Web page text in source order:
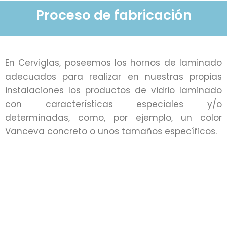
Proceso de fabricación
En Cerviglas, poseemos los hornos de laminado
adecuados para realizar en nuestras propias
instalaciones los productos de vidrio laminado
con características especiales y/o
determinadas, como, por ejemplo, un color
Vanceva concreto o unos tamaños específicos.